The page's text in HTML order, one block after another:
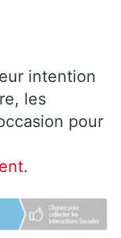
intention
les
pour
.